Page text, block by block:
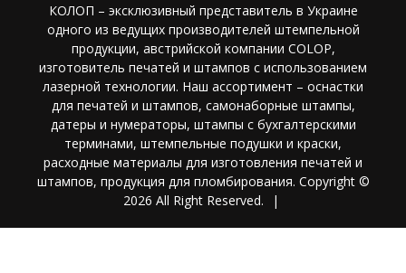
КОЛОП – эксклюзивный представитель в Украине
одного из ведущих производителей штемпельной
продукции, австрийской компании COLOP,
изготовитель печатей и штампов с использованием
лазерной технологии. Наш ассортимент – оснастки
для печатей и штампов, самонаборные штампы,
датеры и нумераторы, штампы с бухгалтерскими
терминами, штемпельные подушки и краски,
расходные материалы для изготовления печатей и
штампов, продукция для пломбирования. Copyright ©
2026 All Right Reserved.
|